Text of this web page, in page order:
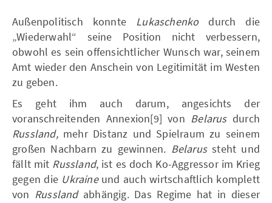
Außenpolitisch konnte Lukaschenkodurch die
„Wiederwahl“ seine Position nicht verbessern,
obwohl es sein offensichtlicher Wunsch war, seinem
Amt wieder den Anschein von Legitimität im Westen
zu geben.
Es geht ihm auch darum, angesichts der
voranschreitenden Annexion[9] von Belarus durch
Russland, mehr Distanz und Spielraum zu seinem
großen Nachbarn zu gewinnen. Belarussteht und
fällt mit Russland, ist es doch Ko-Aggressor im Krieg
gegen die Ukraine und auch wirtschaftlich komplett
von Russland abhängig. Das Regime hat in dieser